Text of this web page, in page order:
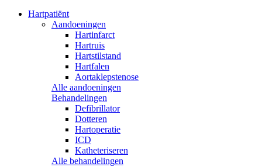
Hartpatiënt
Aandoeningen
Hartinfarct
Hartruis
Hartstilstand
Hartfalen
Aortaklepstenose
Alle aandoeningen
Behandelingen
Defibrillator
Dotteren
Hartoperatie
ICD
Katheteriseren
Alle behandelingen